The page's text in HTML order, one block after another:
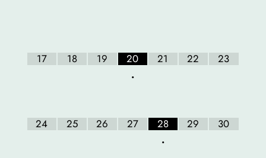
17 18 19
20
•
21 22 23
24 25 26 27
28
•
29 30